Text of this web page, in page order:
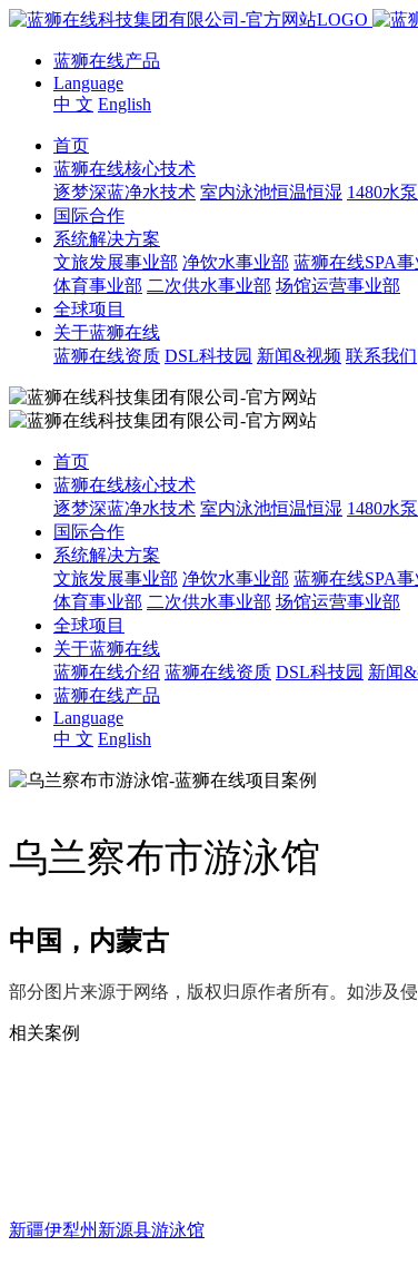
蓝狮在线产品
Language
中 文 English
首页
蓝狮在线核心技术
逐梦深蓝净水技术 室内泳池恒温恒湿 1480水泵
国际合作
系统解决方案
文旅发展事业部 净饮水事业部 蓝狮在线SPA
体育事业部 二次供水事业部 场馆运营事业部
全球项目
关于蓝狮在线
蓝狮在线资质 DSL科技园 新闻&视频 联系我们
首页
蓝狮在线核心技术
逐梦深蓝净水技术 室内泳池恒温恒湿 1480水泵
国际合作
系统解决方案
文旅发展事业部 净饮水事业部 蓝狮在线SPA
体育事业部 二次供水事业部 场馆运营事业部
全球项目
关于蓝狮在线
蓝狮在线介绍 蓝狮在线资质 DSL科技园 新闻
蓝狮在线产品
Language
中 文 English
乌兰察布市游泳馆
中国，内蒙古
部分图片来源于网络，版权归原作者所有。如涉及
相关案例
新疆伊犁州新源县游泳馆